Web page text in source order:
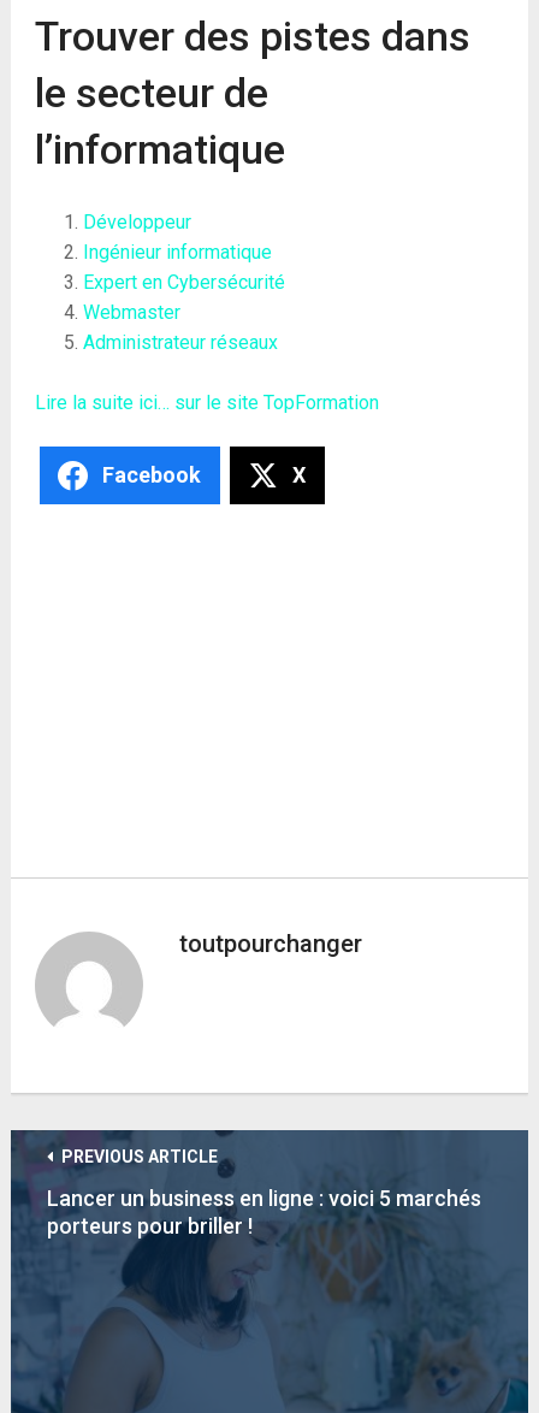
Trouver des pistes dans
le secteur de
l’informatique
Développeur
Ingénieur informatique
Expert en Cybersécurité
Webmaster
Administrateur réseaux
Lire la suite ici… sur le site TopFormation
Facebook X
toutpourchanger
PREVIOUS ARTICLE
Lancer un business en ligne : voici 5 marchés
porteurs pour briller !